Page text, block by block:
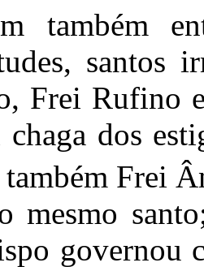
também
santos
Frei Rufino
dos
também Frei
mesmo